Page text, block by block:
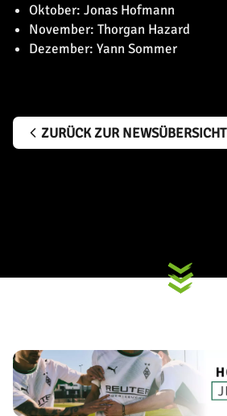
Oktober: Jonas Hofmann
November: Thorgan Hazard
Dezember: Yann Sommer
ZURÜCK ZUR NEWSÜBERSICHT